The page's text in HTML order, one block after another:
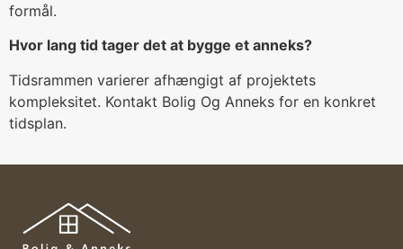
formål.
Hvor lang tid tager det at bygge et anneks?
Tidsrammen varierer afhængigt af projektets
kompleksitet. Kontakt Bolig Og Anneks for en konkret
tidsplan.